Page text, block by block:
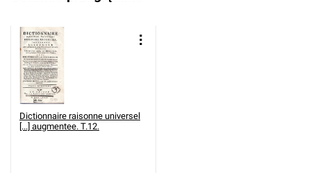
Dictionnaire raisonne universel
[...] augmentee. T.12.